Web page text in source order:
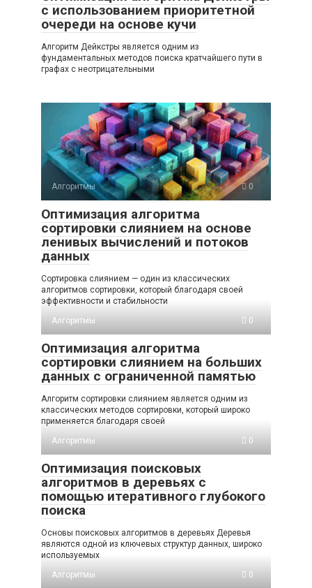
с использованием приоритетной
очереди на основе кучи
Алгоритм Дейкстры является одним из
фундаментальных методов поиска кратчайшего пути в
графах с неотрицательными
Алгоритмы 0
Оптимизация алгоритма
сортировки слиянием на основе
ленивых вычислений и потоков
данных
Сортировка слиянием — один из классических
алгоритмов сортировки, который благодаря своей
эффективности и стабильности
Алгоритмы
0
Оптимизация алгоритма
сортировки слиянием на больших
данных с ограниченной памятью
Алгоритм сортировки слиянием является одним из
классических методов сортировки, который широко
применяется благодаря своей
Алгоритмы
0
Оптимизация поисковых
алгоритмов в деревьях с
помощью итеративного глубокого
поиска
Основы поисковых алгоритмов в деревьях Деревья
являются одной из ключевых структур данных, широко
используемых
Алгоритмы
0